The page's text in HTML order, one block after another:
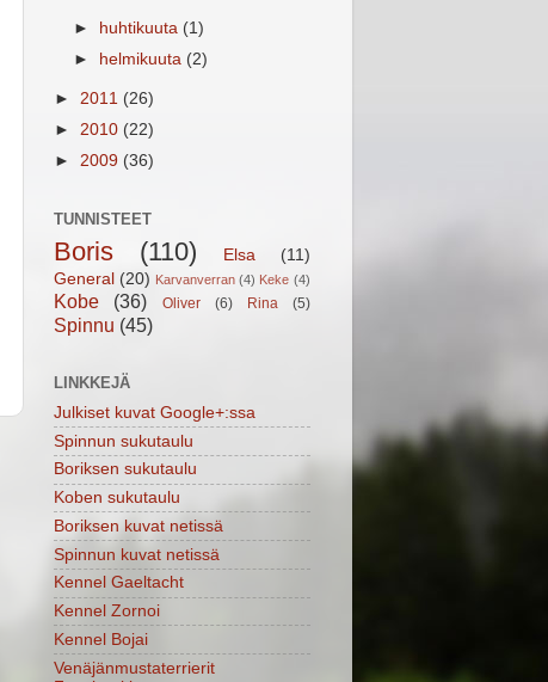
► huhtikuuta (1)
►
helmikuuta (2)
► 2011 (26)
► 2010 (22)
► 2009 (36)
TUNNISTEET
Boris (110) Elsa
(11)
General (20) Karvanverran (4) Keke (4)
Kobe (36) Oliver (6) Rina (5)
Spinnu (45)
LINKKEJÄ
Julkiset kuvat Google+:ssa
Spinnun sukutaulu
Boriksen sukutaulu
Koben sukutaulu
Boriksen kuvat netissä
Spinnun kuvat netissä
Kennel Gaeltacht
Kennel Zornoi
Kennel Bojai
Venäjänmustaterrierit